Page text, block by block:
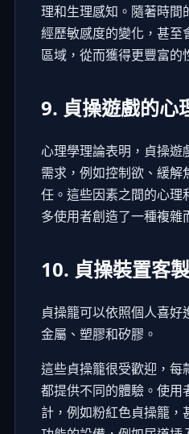
理和生理感知。隨著時間
經歷敏感度的變化，甚至
區域，從而獲得更豐富的
9. 貞操遊戲的心
心理學理論表明，貞操遊
需求，例如控制欲、緩解
任。這些因素之間的心理
多使用者創造了一種複雜
10. 貞操裝置客
貞操籠可以依照個人喜
金屬、塑膠和矽膠。
這些貞操籠很受歡迎，每
都提供不同的體驗。使用
計，例如粉紅色貞操籠，